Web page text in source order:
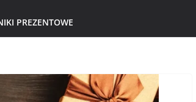
PREZENTOWE